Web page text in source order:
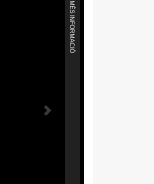
MÉS INFORMACIÓ